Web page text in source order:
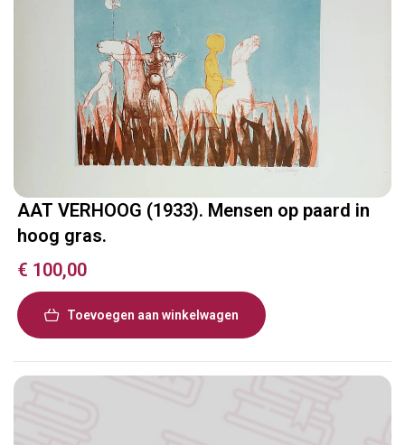
AAT VERHOOG (1933). Mensen op paard in
hoog gras.
€ 100,00
Toevoegen aan winkelwagen